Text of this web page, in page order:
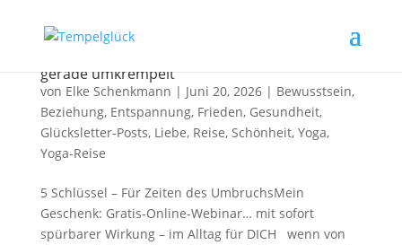
gerade umkrempelt
von Elke Schenkmann | Juni 20, 2026| Bewusstsein,
Beziehung, Entspannung, Frieden, Gesundheit,
Glücksletter-Posts, Liebe, Reise, Schönheit, Yoga,
Yoga-Reise
5 Schlüssel – Für Zeiten des UmbruchsMein
Geschenk: Gratis-Online-Webinar… mit sofort
spürbarer Wirkung – im Alltag für DICH wenn von